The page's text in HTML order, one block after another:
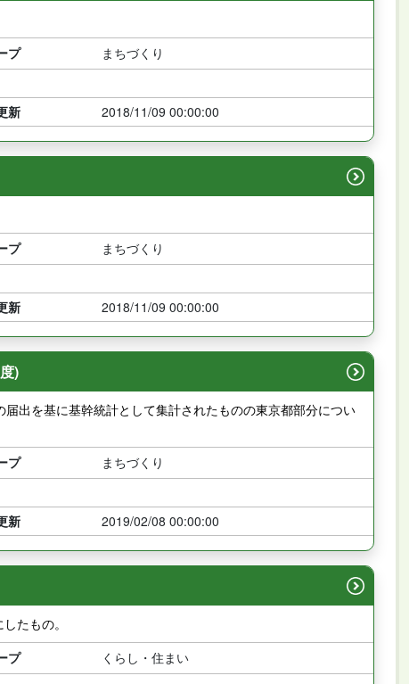
プ
まちづくり
新 2018/11/09 00:00:00
プ
まちづくり
新 2018/11/09 00:00:00
)
出を基に基幹統計として集計されたものの東京都部分につい
プ
まちづくり
新 2019/02/08 00:00:00
たもの。
プ
くらし・住まい